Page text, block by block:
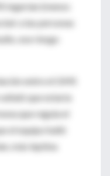
ingerían (menos
a las personas
ese riesgo
entre el GMS
que estaría
que regula el
el equipo halló
más leptina